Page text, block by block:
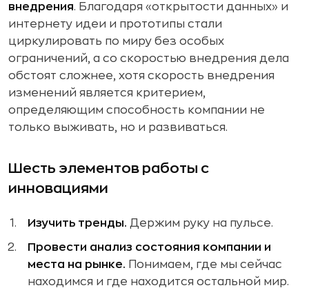
внедрения. Благодаря «открытости данных» и
интернету идеи и прототипы стали
циркулировать по миру без особых
ограничений, а со скоростью внедрения дела
обстоят сложнее, хотя скорость внедрения
изменений является критерием,
определяющим способность компании не
только выживать, но и развиваться.
Шесть элементов работы с
инновациями
Изучить тренды. Держим руку на пульсе.
Провести анализ состояния компании и
места на рынке. Понимаем, где мы сейчас
находимся и где находится остальной мир.